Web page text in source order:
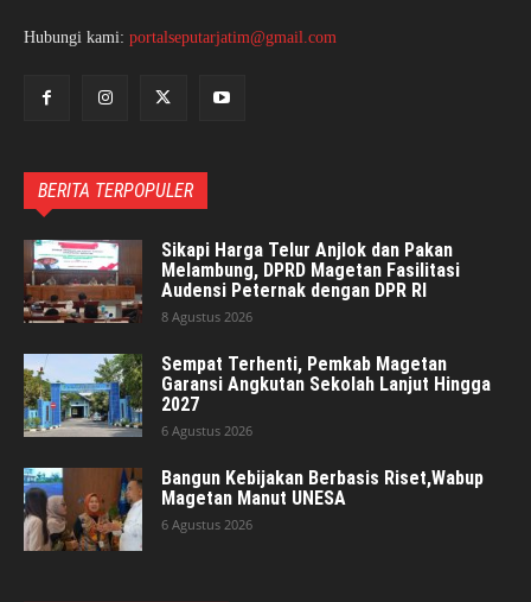
Hubungi kami: portalseputarjatim@gmail.com
BERITA TERPOPULER
Sikapi Harga Telur Anjlok dan Pakan
Melambung, DPRD Magetan Fasilitasi
Audensi Peternak dengan DPR RI
8 Agustus 2026
Sempat Terhenti, Pemkab Magetan
Garansi Angkutan Sekolah Lanjut Hingga
2027
6 Agustus 2026
Bangun Kebijakan Berbasis Riset,Wabup
Magetan Manut UNESA
6 Agustus 2026